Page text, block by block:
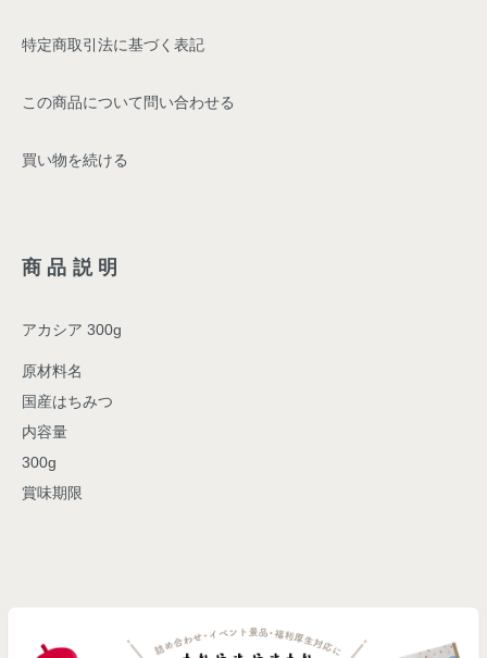
特定商取引法に基づく表記
この商品について問い合わせる
買い物を続ける
商品説明
アカシア 300g
原材料名
国産はちみつ
内容量
300g
賞味期限